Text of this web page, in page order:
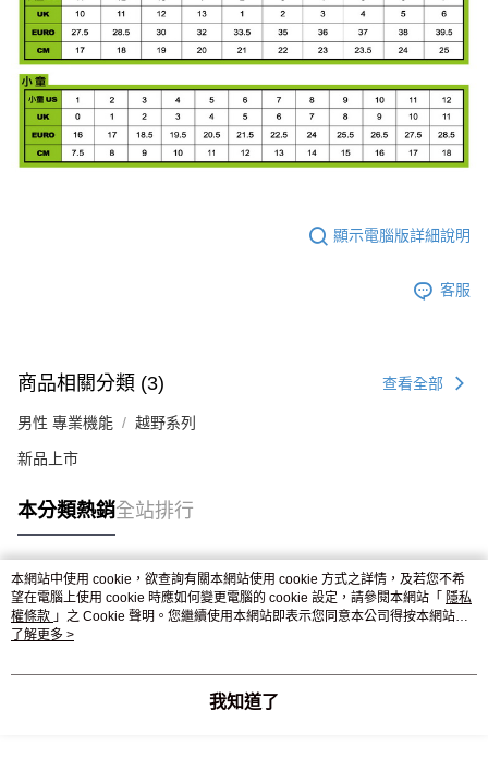
顯示電腦版詳細說明
客服
商品相關分類 (3) 查看全部
男性 專業機能 越野系列
新品上市
本分類熱銷全站排行
熱門標籤
本網站中使用 cookie，欲查詢有關本網站使用 cookie 方式之詳情，及若您不希
望在電腦上使用 cookie 時應如何變更電腦的 cookie 設定，請參閱本網站「 隱私
權條款 」之 Cookie 聲明。您繼續使用本網站即表示您同意本公司得按本網站使
用條款之 Cookie 聲明使用 cookie。
了解更多 >
我知道了